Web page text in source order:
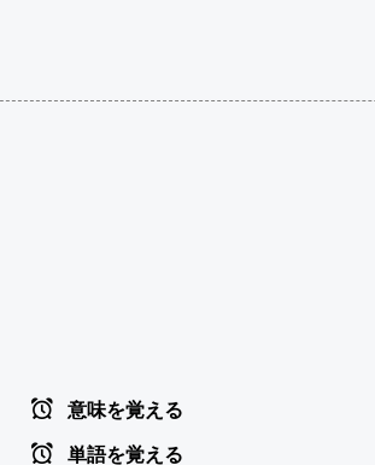
意味を覚える
単語を覚える